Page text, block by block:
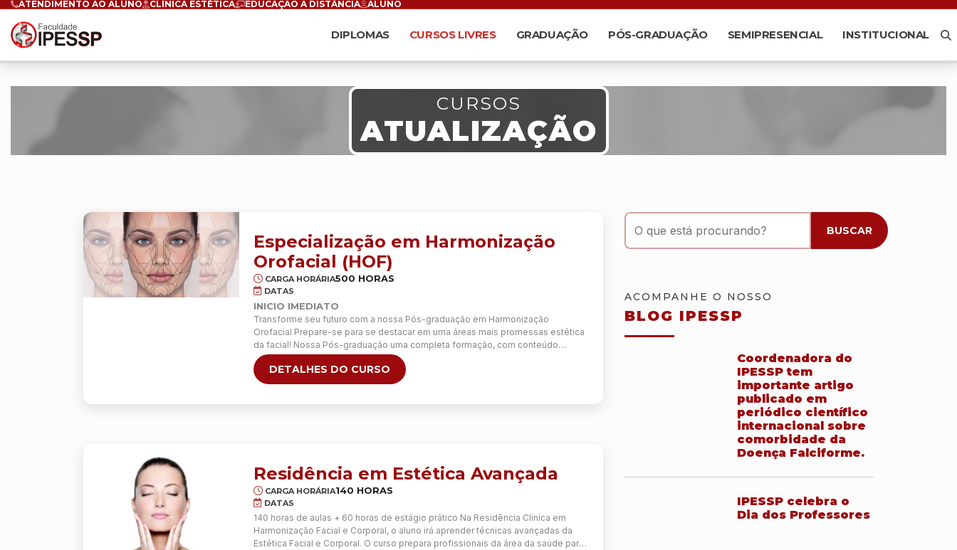
ATENDIMENTO AO ALUNO CLÍNICA ESTÉTICA EDUCAÇÃO A DISTÂNCIA ALUNO
DIPLOMAS CURSOS LIVRES GRADUAÇÃO PÓS-GRADUAÇÃO SEMIPRESENCIAL INSTITUCIONAL
CURSOS
ATUALIZAÇÃO
Especialização em Harmonização
Orofacial (HOF)
CARGA HORÁRIA500 HORAS
DATAS
INICIO IMEDIATO
Transforme seu futuro com a nossa Pós-graduação em Harmonização
Orofacial Prepare-se para se destacar em uma áreas mais promessas estética
da facial! Nossa Pós-graduação uma completa formação, com conteúdo
práticas de intensivas que capacitam você a se tornar um especialista
altamente qualificado. Com foco na excelência técnica e em os resultados
naturais, o curso vai …Continua
DETALHES DO CURSO
Residência em Estética Avançada
CARGA HORÁRIA140 HORAS
DATAS
140 horas de aulas + 60 horas de estágio prático Na Residência Clínica em
Harmonização Facial e Corporal, o aluno irá aprender técnicas avançadas da
Estética Facial e Corporal. O curso prepara profissionais da área da saúde para
O que está procurando?
BUSCAR
ACOMPANHE O NOSSO
BLOG IPESSP
Coordenadora do
IPESSP tem
importante artigo
publicado em
periódico científico
internacional sobre
comorbidade da
Doença Falciforme.
IPESSP celebra o
Dia dos Professores